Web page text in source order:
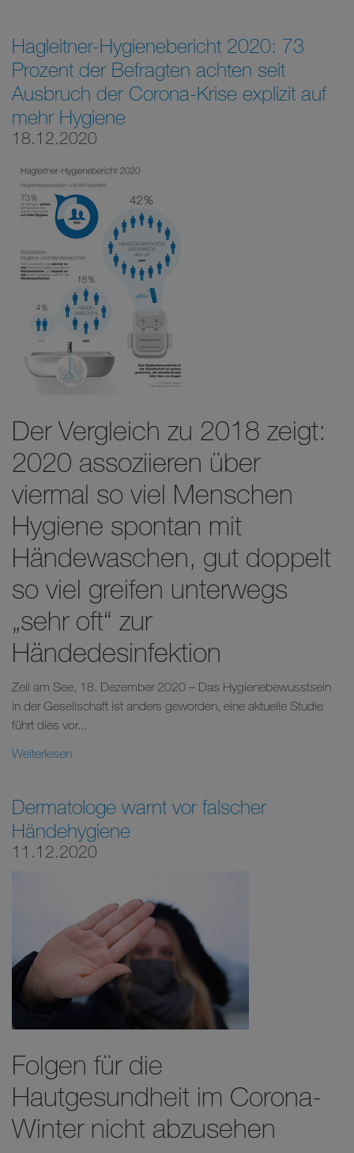
Hagleitner-Hygienebericht 2020: 73
Prozent der Befragten achten seit
Ausbruch der Corona-Krise explizit auf
mehr Hygiene
18.12.2020
Der Vergleich zu 2018 zeigt:
2020 assoziieren über
viermal so viel Menschen
Hygiene spontan mit
Händewaschen, gut doppelt
so viel greifen unterwegs
„sehr oft“ zur
Händedesinfektion
Zell am See, 18. Dezember 2020 – Das Hygienebewusstsein
in der Gesellschaft ist anders geworden, eine aktuelle Studie
führt dies vor...
Weiterlesen
Dermatologe warnt vor falscher
Händehygiene
11.12.2020
Folgen für die
Hautgesundheit im Corona-
Winter nicht abzusehen